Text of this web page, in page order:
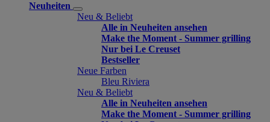
Neuheiten
Neu & Beliebt
Alle in Neuheiten ansehen
Make the Moment - Summer grilling
Nur bei Le Creuset
Bestseller
Neue Farben
Bleu Riviera
Neu & Beliebt
Alle in Neuheiten ansehen
Make the Moment - Summer grilling